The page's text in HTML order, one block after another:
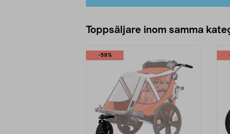
Toppsäljare inom samma
-59%